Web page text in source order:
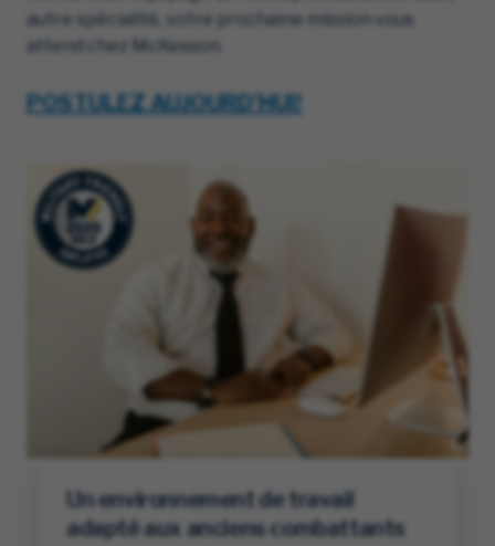
autre spécialité, votre prochaine mission vous
attend chez McKesson.
POSTULEZ AUJOURD’HUI!
Un environnement de travail
adapté aux anciens combattants